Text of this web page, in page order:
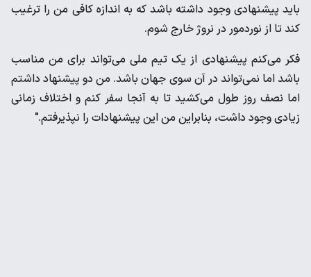
باید پیشنهادی وجود داشته باشد که به اندازه کافی من را ترغیب
کند تا از نوردمور در نروژ خارج شوم.
فکر می‌کنم پیشنهادی از یک تیم ملی می‌تواند برای من مناسب
باشد اما نمی‌تواند در آن سوی جهان باشد. من دو پیشنهاد داشتم
اما نصف روز طول می‌کشید تا به آنجا سفر کنم و اختلاف زمانی
زیادی وجود داشت، بنابراین من این پیشنهادات را نپذیرفتم."